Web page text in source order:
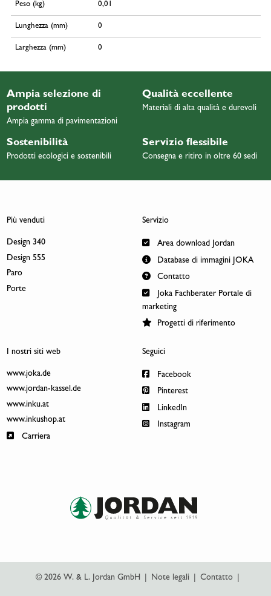
Peso (kg) 0,01
Lunghezza (mm) 0
Larghezza (mm) 0
Ampia selezione di
prodotti
Ampia gamma di pavimentazioni
Qualità eccellente
Materiali di alta qualità e durevoli
Sostenibilità
Prodotti ecologici e sostenibili
Servizio flessibile
Consegna e ritiro in oltre 60 sedi
Più venduti
Design 340
Design 555
Paro
Porte
Servizio
Area download Jordan
Database di immagini JOKA
Contatto
Joka Fachberater Portale di
marketing
Progetti di riferimento
I nostri siti web
www.joka.de
www.jordan-kassel.de
www.inku.at
www.inkushop.at
Carriera
Seguici
Facebook
Pinterest
LinkedIn
Instagram
© 2026 W. & L. Jordan GmbH Note legali Contatto